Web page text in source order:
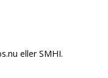
eller SMHI.